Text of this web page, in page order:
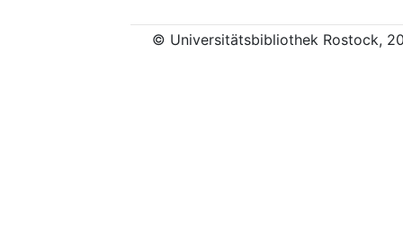
© Universitätsbibliothek Rostock,